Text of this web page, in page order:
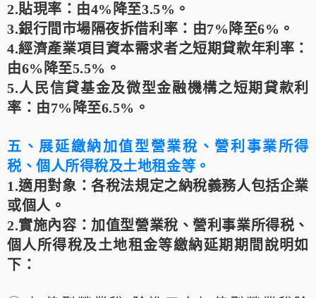
2.貼現率： 由4%降至3.5%。
3.銀行間市場隔夜拆借利率： 由7%降至6%。
4.經濟產業項目資本需求者之短期貸款年利率：
由6%降至5.5%。
5.人民信貸基金及微型金融機構之短期貸款利
率： 由7%降至6.5%。
五、展延繳納加值型營業稅、營利事業所得
税、個人所得稅及土地租金等。
1.適用對象：各稅法規定之納稅義務人包括企業
或個人。
2.實施內容： 加值型營業稅、營利事業所得税、
個人所得稅及土地租金等繳納延期期間說明如
下：